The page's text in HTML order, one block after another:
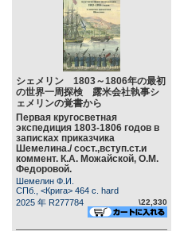
シェメリン 1803～1806年の最初
の世界一周探検 露米会社執事シ
ェメリンの覚書から
Первая кругосветная
экспедиция 1803-1806 годов в
записках приказчика
Шемелина./ сост.,вступ.ст.и
коммент. К.А. Можайской, О.М.
Федоровой.
Шемелин Ф.И.
СПб., <Крига> 464 c. hard
2025 年 R277784
\22,330